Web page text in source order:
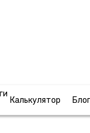
Калькулятор Блог